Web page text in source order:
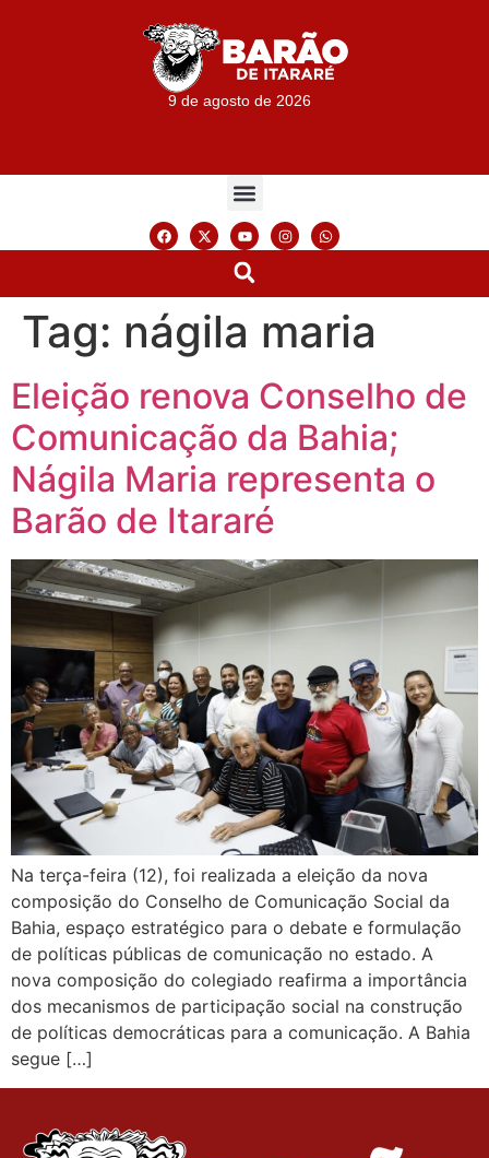
9 de agosto de 2026
Tag: nágila maria
Eleição renova Conselho de
Comunicação da Bahia;
Nágila Maria representa o
Barão de Itararé
Na terça-feira (12), foi realizada a eleição da nova
composição do Conselho de Comunicação Social da
Bahia, espaço estratégico para o debate e formulação
de políticas públicas de comunicação no estado. A
nova composição do colegiado reafirma a importância
dos mecanismos de participação social na construção
de políticas democráticas para a comunicação. A Bahia
segue […]